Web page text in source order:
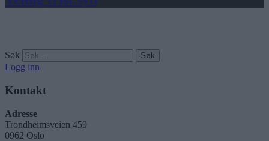
Søk
Logg inn
Kontakt
Adresse
Trondheimsveien 459
0962 Oslo